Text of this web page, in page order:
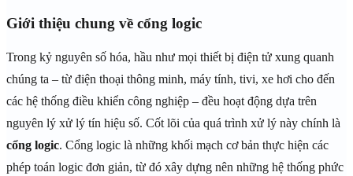
Giới thiệu chung về cổng logic
Trong kỷ nguyên số hóa, hầu như mọi thiết bị điện tử xung quanh
chúng ta – từ điện thoại thông minh, máy tính, tivi, xe hơi cho đến
các hệ thống điều khiển công nghiệp – đều hoạt động dựa trên
nguyên lý xử lý tín hiệu số. Cốt lõi của quá trình xử lý này chính là
cổng logic. Cổng logic là những khối mạch cơ bản thực hiện các
phép toán logic đơn giản, từ đó xây dựng nên những hệ thống phức